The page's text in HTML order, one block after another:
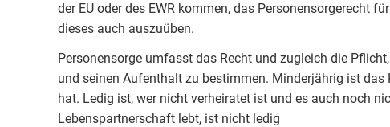
der EU oder des EWR kommen, das Personensorgerecht
dieses auch auszuüben.
Personensorge umfasst das Recht und zugleich die
und seinen Aufenthalt zu bestimmen. Minderjährig ist
hat. Ledig ist, wer nicht verheiratet ist und es auch noch
Lebenspartnerschaft lebt, ist nicht ledig